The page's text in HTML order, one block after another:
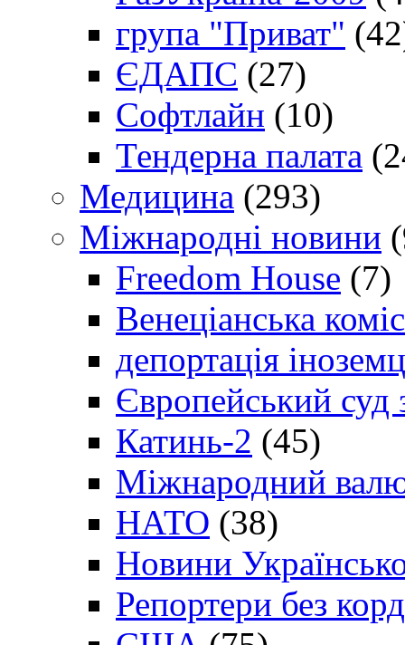
група "Приват"
ЄДАПС (27)
Софтлайн (10)
Тендерна палата
Медицина (293)
Міжнародні новини
Freedom House (7)
Венеціанська
депортація
Європейський
Катинь-2 (45)
Міжнародний
НАТО (38)
Новини
Репортери без